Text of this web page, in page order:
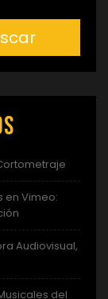
en Vimeo:
Audiovisual,
del